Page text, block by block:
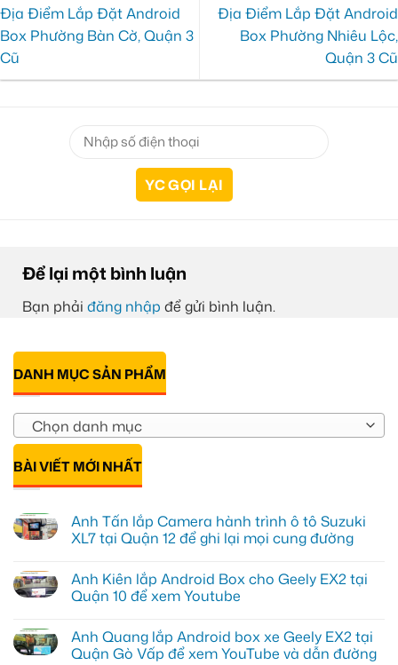
Địa Điểm Lắp Đặt Android
Box Phường Bàn Cờ, Quận 3
Cũ
Địa Điểm Lắp Đặt Android
Box Phường Nhiêu Lộc,
Quận 3 Cũ
Để lại một bình luận
Bạn phải đăng nhập để gửi bình luận.
DANH MỤC SẢN PHẨM
Chọn danh mục
BÀI VIẾT MỚI NHẤT
Anh Tấn lắp Camera hành trình ô tô Suzuki
XL7 tại Quận 12 để ghi lại mọi cung đường
bình
luận
ở
lắp
Camera
hành
Anh Kiên lắp Android Box cho Geely EX2 tại
Quận 10 để xem Youtube
bình
luận
ở
Anh Quang lắp Android box xe Geely EX2 tại
Quận Gò Vấp để xem YouTube và dẫn đường